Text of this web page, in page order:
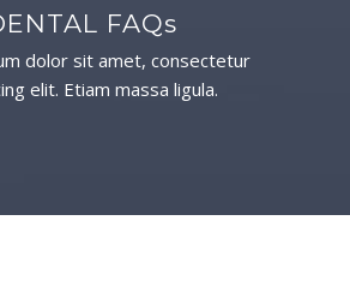
FAQs
dolor sit amet, consectetur
elit. Etiam massa ligula.